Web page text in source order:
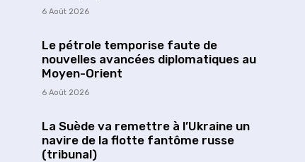
6 Août 2026
Le pétrole temporise faute de
nouvelles avancées diplomatiques au
Moyen-Orient
6 Août 2026
La Suède va remettre à l’Ukraine un
navire de la flotte fantôme russe
(tribunal)